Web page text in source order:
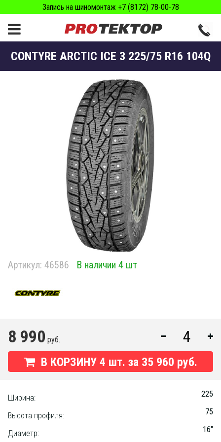
Запись на шиномонтаж +7 (8172) 78-00-78
CONTYRE ARCTIC ICE 3 225/75 R16 104Q
Артикул: 46586 В наличии 4 шт
8 990 руб.
В КОРЗИНУ 4 шт. за 35 960 руб.
Ширина: 225
Высота профиля: 75
Диаметр: 16"